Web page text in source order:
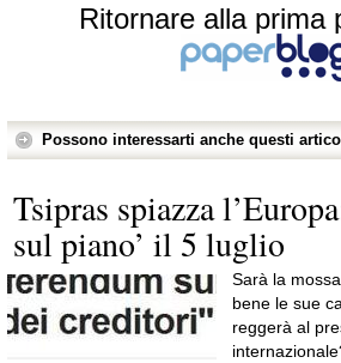
Ritornare alla prima
Possono interessarti anche questi
Tsipras spiazza
sul piano’ il 5 luglio
Sarà la
bene le sue
reggerà al